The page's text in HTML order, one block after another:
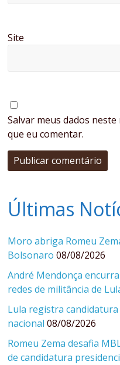
Site
Salvar meus dados
que eu comentar.
Últimas
Moro abriga Romeu
Bolsonaro 08/08/2026
André Mendonça
redes de militância de
Lula registra
nacional 08/08/2026
Romeu Zema desafia
de candidatura